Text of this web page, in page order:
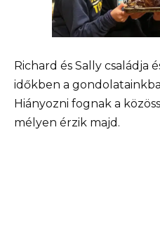
Richard és Sally családja
időkben a
Hiányozni fognak a
mélyen érzik majd.